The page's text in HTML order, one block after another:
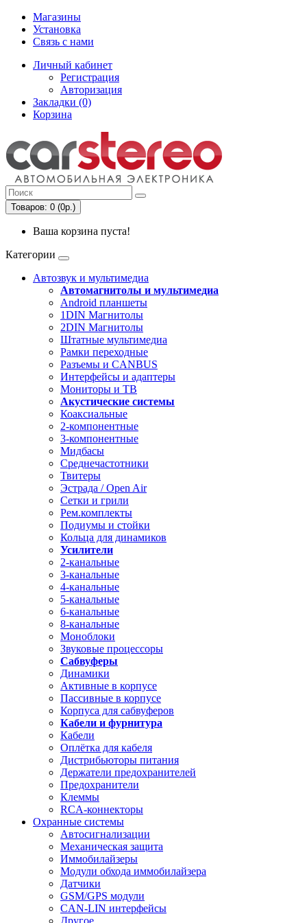
Магазины
Установка
Связь с нами
Личный кабинет
Регистрация
Авторизация
Закладки (0)
Корзина
Товаров: 0 (0р.)
Ваша корзина пуста!
Категории
Автозвук и мультимедиа
Автомагнитолы и мультимедиа
Android планшеты
1DIN Магнитолы
2DIN Магнитолы
Штатные мультимедиа
Рамки переходные
Разъемы и CANBUS
Интерфейсы и адаптеры
Мониторы и ТВ
Акустические системы
Коаксиальные
2-компонентные
3-компонентные
Мидбасы
Среднечастотники
Твитеры
Эстрада / Open Air
Сетки и грили
Рем.комплекты
Подиумы и стойки
Кольца для динамиков
Усилители
2-канальные
3-канальные
4-канальные
5-канальные
6-канальные
8-канальные
Моноблоки
Звуковые процессоры
Сабвуферы
Динамики
Активные в корпусе
Пассивные в корпусе
Корпуса для сабвуферов
Кабели и фурнитура
Кабели
Оплётка для кабеля
Дистрибьюторы питания
Держатели предохранителей
Предохранители
Клеммы
RCA-коннекторы
Охранные системы
Автосигнализации
Механическая защита
Иммобилайзеры
Модули обхода иммобилайзера
Датчики
GSM/GPS модули
CAN-LIN интерфейсы
Другое